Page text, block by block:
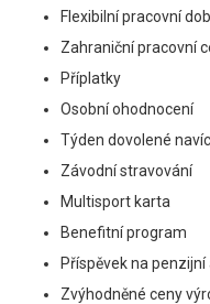
Flexibilní pracovní
Zahraniční pracovní
Příplatky
Osobní ohodnocení
Týden dovolené navíc
Závodní stravování
Multisport karta
Benefitní program
Příspěvek na
Zvýhodněné ceny